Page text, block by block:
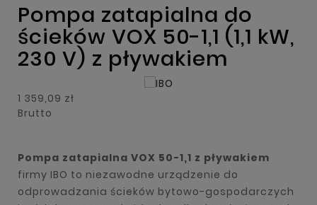
Pompa zatapialna do
ścieków VOX 50-1,1 (1,1 kW,
230 V) z pływakiem
1 359,09 zł
Brutto
Pompa zatapialna VOX 50-1,1 z pływakiem
firmy IBO to niezawodne urządzenie do
odprowadzania ścieków bytowo-gospodarczych